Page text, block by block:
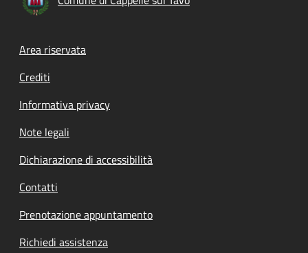
Footer menu
Area riservata
Crediti
Informativa privacy
Note legali
Dichiarazione di accessibilità
Contatti
Prenotazione appuntamento
Richiedi assistenza